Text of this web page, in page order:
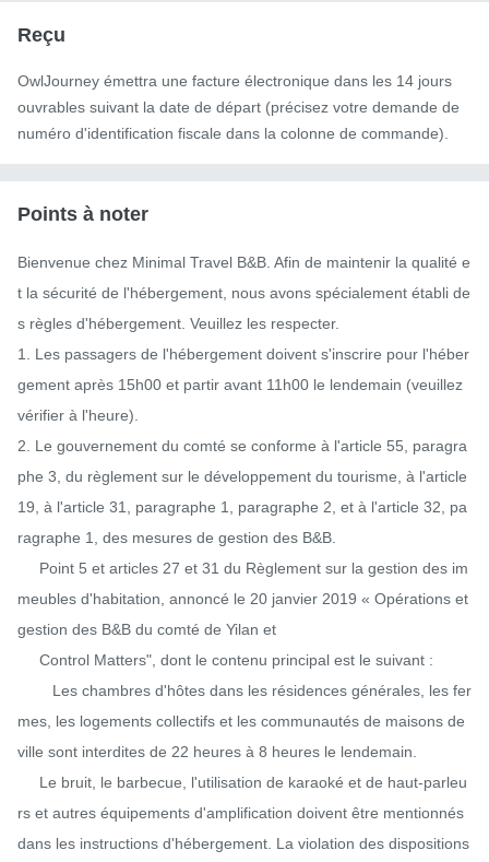
Reçu
OwlJourney émettra une facture électronique dans les 14 jours
ouvrables suivant la date de départ (précisez votre demande de
numéro d'identification fiscale dans la colonne de commande).
Points à noter
Bienvenue chez Minimal Travel B&B. Afin de maintenir la qualité e
t la sécurité de l'hébergement, nous avons spécialement établi de
s règles d'hébergement. Veuillez les respecter.
1. Les passagers de l'hébergement doivent s'inscrire pour l'héber
gement après 15h00 et partir avant 11h00 le lendemain (veuillez
vérifier à l'heure).
2. Le gouvernement du comté se conforme à l'article 55, paragra
phe 3, du règlement sur le développement du tourisme, à l'article
19, à l'article 31, paragraphe 1, paragraphe 2, et à l'article 32, pa
ragraphe 1, des mesures de gestion des B&B.
meubles d'habitation, annoncé le 20 janvier 2019 « Opérations et
gestion des B&B du comté de Yilan et
mes, les logements collectifs et les communautés de maisons de
ville sont interdites de 22 heures à 8 heures le lendemain.
rs et autres équipements d'amplification doivent être mentionnés
dans les instructions d'hébergement. La violation des dispositions